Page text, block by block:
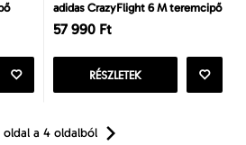
adidas CrazyFlight 6 M teremcipő
57 990 Ft
RÉSZLETEK
oldal a 4 oldalból